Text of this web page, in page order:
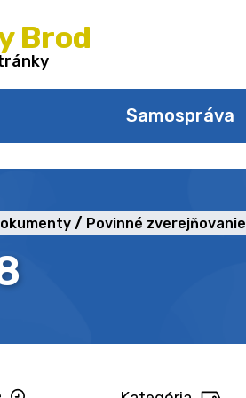
Brod
Samospráva
Povinné zverejňovanie